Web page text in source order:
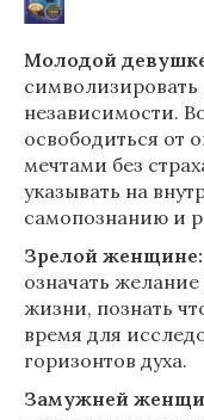
Молодой
символизировать
независимости.
освободиться от
мечтами без
указывать на
самопознанию и
Зрелой женщине:
означать
жизни, познать
время для
горизонтов духа.
Замужней